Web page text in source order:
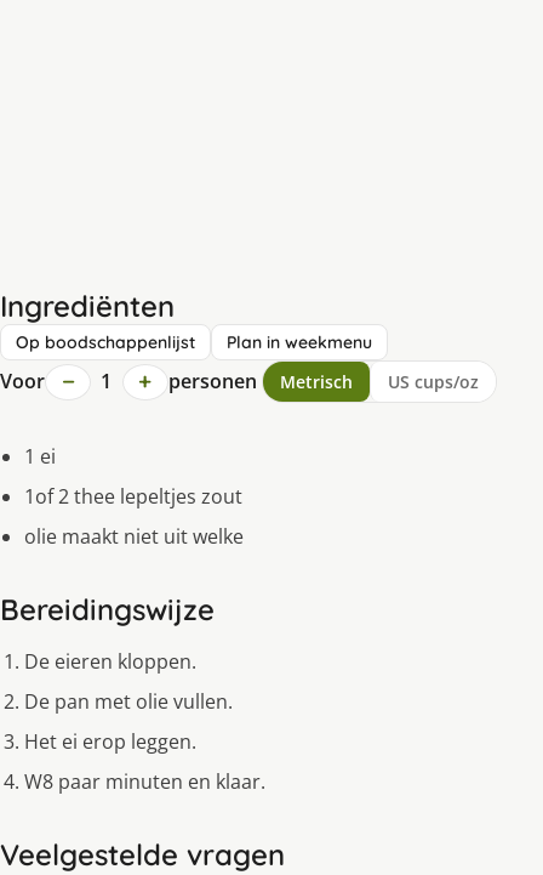
Ingrediënten
Op boodschappenlijst Plan in weekmenu
Voor − 1 + personen Metrisch US cups/oz
1 ei
1of 2 thee lepeltjes zout
olie maakt niet uit welke
Bereidingswijze
De eieren kloppen.
De pan met olie vullen.
Het ei erop leggen.
W8 paar minuten en klaar.
Veelgestelde vragen